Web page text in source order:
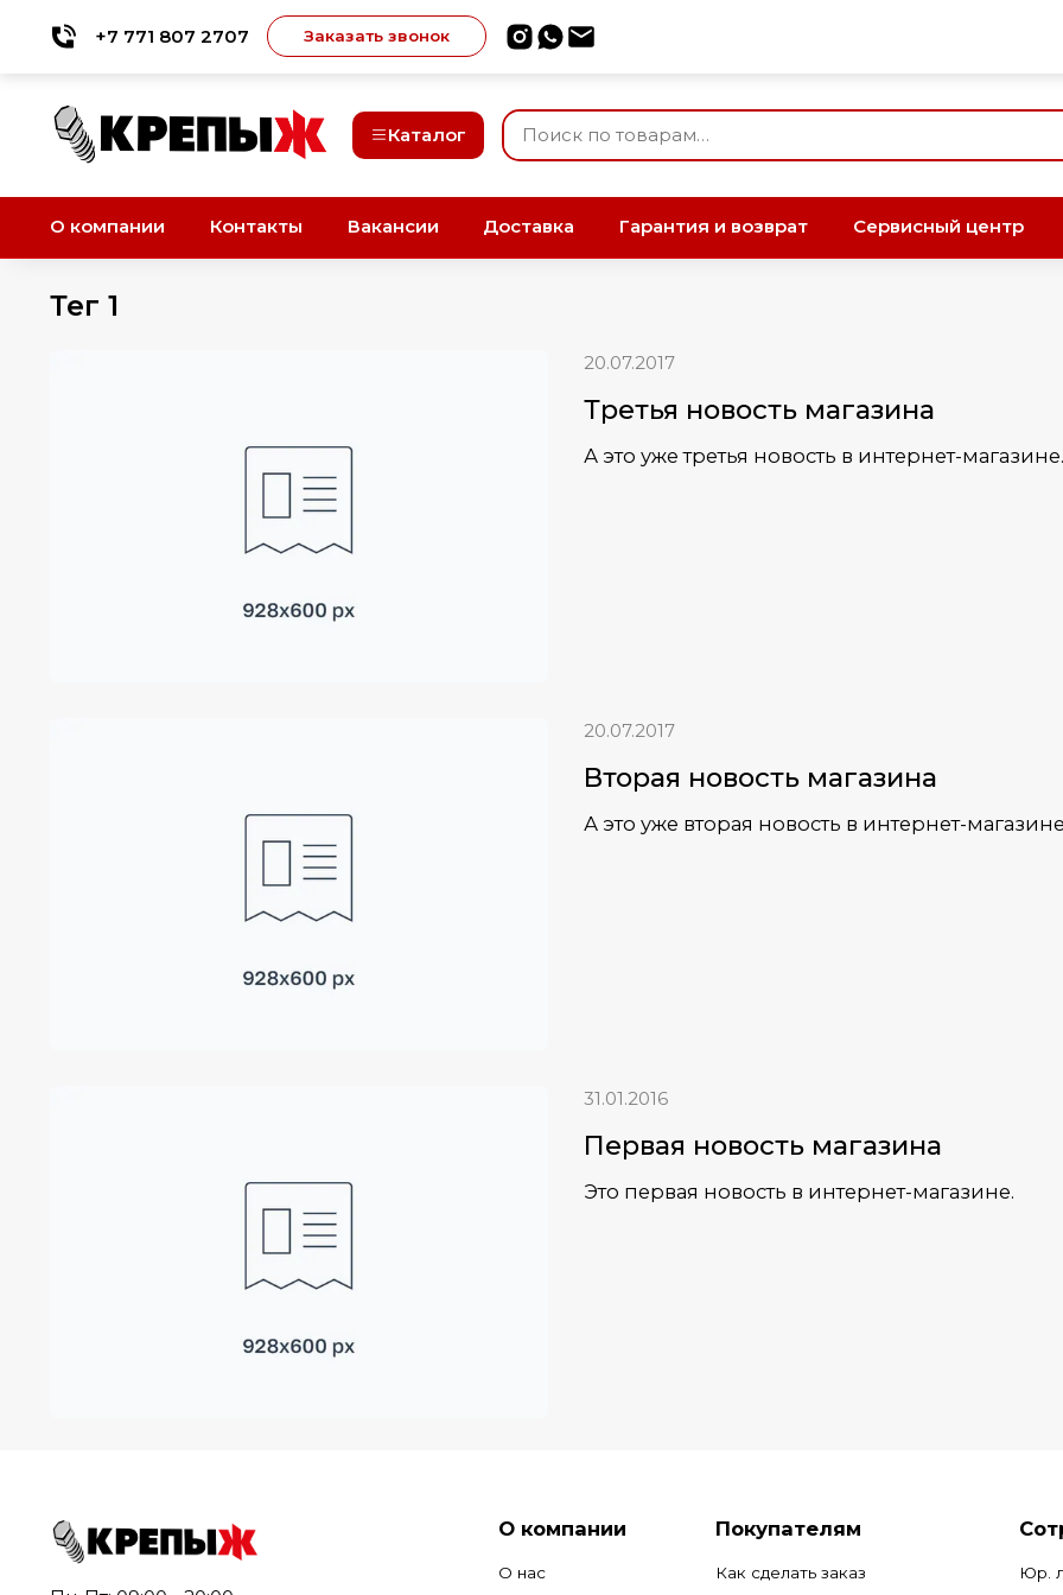
+7 771 807 2707 Заказать звонок
Каталог
О компании Контакты Вакансии Доставка Гарантия и возврат Сервисный центр
тег 1
Третья новость магазина
А это уже третья новость в интернет-магазине.
20.07.2017
Вторая новость магазина
А это уже вторая новость в интернет-
20.07.2017
Первая новость магазина
Это первая новость в интернет-магазине.
31.01.2016
О компании
О нас
Покупателям
Как сделать заказ Юр.